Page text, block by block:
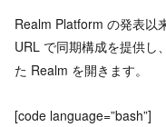
Realm Platform の発表以
URL で同期構成を提供し、
た Realm を開きます。
[code language=”bash”]